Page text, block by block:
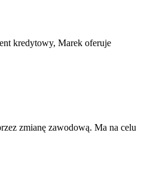
kredytowy, Marek oferuje
zmianę zawodową. Ma na celu